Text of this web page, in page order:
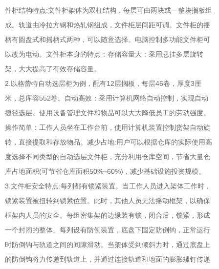
件柜结构特点:文件柜架体为双柱结构，每层可由两块或一整块搁板组
成。轨道由冷拉方钢和热轧钢组成，文件柜层间距可调。文件柜的摇
柄有圆盘式和摇柄式两种，可以随意选择。电脑控制多功能文件柜可
以改为电动。文件柜本身的特点：存储容量大：采用悬挂多层旋转
架，大大提高了有效存储容量。
2.以格蕾特自动选层柜为例，配有12层搁板，每层46卷，厚度3厘
米，总库容552卷。自动高效：采用计算机网络自动控制，实现自动
捷径选层。使用设备管理文件和物品可以大大降低员工的劳动强度。
操作简单：工作人员坐在工作台前，使用计算机装置控制货架自动旋
转，直接提取和存放物品。减少占地:用户可以根据仓库的实际使用高
度选择不同类型的自动选层文件柜，充分利用仓库空间，节省大量仓
库占地面积(可节省仓库面积50%~60%)，减少基础设施投资规模。
3.文件柜安全特点:每列都有锁紧装置。当工作人员进入架体工作时，
锁紧装置被扭转到锁紧位置。此时，其他人员无法摇动框架，以确保
框架内人员的安全。每组密集架的边缘装有锁，闭合后，锁紧，形成
一个封闭的整体。每列设有防倒装置，底盘下固定防倒钩，正常运行
时防倒钩与轨道之间的间隙滑动。当架体受到倾斜力时，通过底盘上
的防倒钩将力传递到轨道上，并通过连接轨道和地面的膨胀螺钉传递